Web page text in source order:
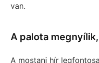
van.
A palota
A mostani hír